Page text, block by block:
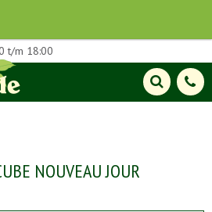
t/m 18:00
NOUVEAU JOUR